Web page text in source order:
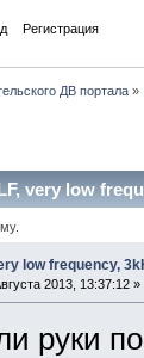
Регистрация
ДВ портала»
very low
low frequency,
2013, 13:37:12 »
руки